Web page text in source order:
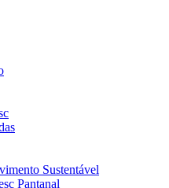
Sustentável
Pantanal